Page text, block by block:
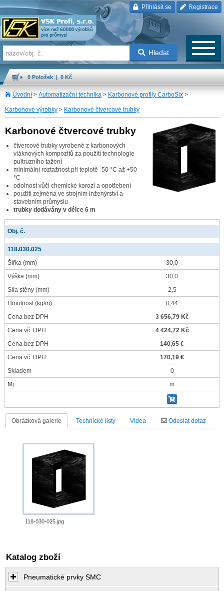
Přihlásit se Registrace
Hledat
0 Položek | 0 Kč
Úvodní > Automatizační technika > Karbonové profily CarboSix >
Karbonové výrobky > Karbonové čtvercové trubky
Karbonové čtvercové trubky
čtvercové trubky vyrobené z karbonových
vláknových kompozitů za použití technologie
pultruzního tažení
minimální roztažnost při teplotě -50 °C až +50
°C
odolnost vůči chemické korozi a opotřebení
použití zejména ve strojním inženýrství a
stavebním průmyslu
trubky dodávány v délce 6 m
Obj. č.
118.030.025
Šířka (mm)
30,0
Výška (mm)
30,0
Síla stěny (mm)
2,5
Hmotnost(kg/m)
0,44
Cena bez DPH
3 656,79 Kč
Cena vč. DPH
4 424,72 Kč
Cena bez DPH
140,65 €
Cena vč. DPH
170,19 €
Skladem
0
Mj
m
Obrázková galerie Technické listy Videa Odeslat dotaz
118-030-025.jpg
Katalog zboží
Pneumatické prvky SMC